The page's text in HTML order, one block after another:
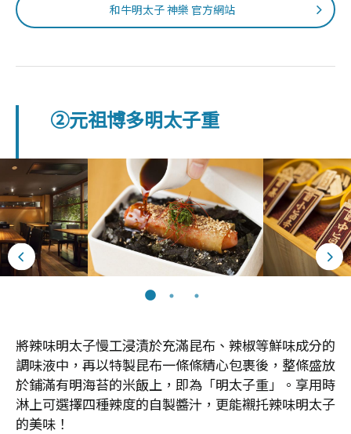
和牛明太子 神樂 官方網站
②元祖博多明太子重
將辣味明太子慢工浸漬於充滿昆布、辣椒等鮮味成分的
調味液中，再以特製昆布一條條精心包裹後，整條盛放
於鋪滿有明海苔的米飯上，即為「明太子重」。享用時
淋上可選擇四種辣度的自製醬汁，更能襯托辣味明太子
的美味！